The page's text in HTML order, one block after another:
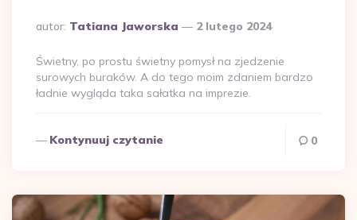
Dodane
autor: Tatiana Jaworska 2 lutego 2024
Świetny, po prostu świetny pomysł na zjedzenie
surowych buraków. A do tego moim zdaniem bardzo
ładnie wygląda taka sałatka na imprezie.
Kontynuuj czytanie 0